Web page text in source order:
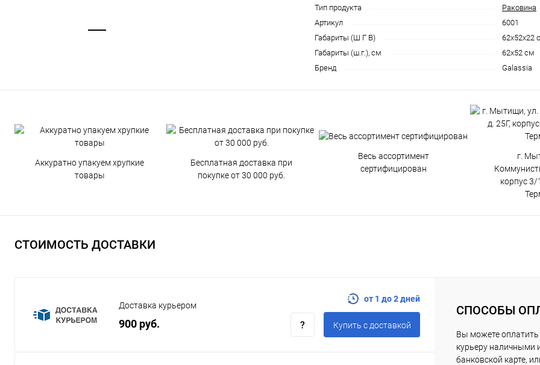
Тип продукта
Раковина
Артикул
6001
Габариты (Ш Г В)
62x52x22
Габариты (ш.г.), см
62x52 см
Бренд
Galassia
Аккуратно упакуем хрупкие
товары
Бесплатная доставка при
покупке от 30 000 руб.
Весь ассортимент
сертифицирован
г.
корпус 3/
СТОИМОСТЬ ДОСТАВКИ
Доставка курьером
900 руб.
от 1 до 2 дней
Купить c доставкой
СПОСОБЫ
Вы можете оплатить
курьеру наличными
банковской карте,